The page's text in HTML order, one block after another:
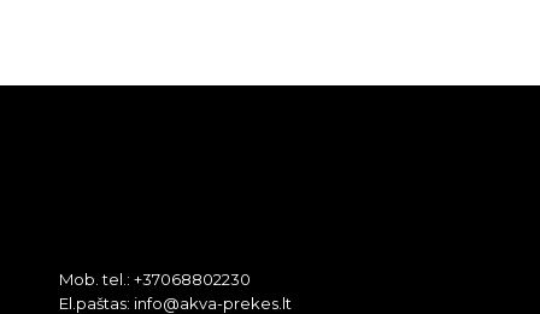
Mob. tel.: +37068802230
El.paštas: info@akva-prekes.lt